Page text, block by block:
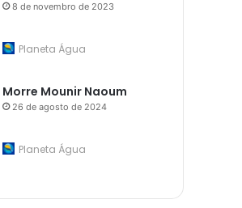
8 de novembro de 2023
Planeta Água
Morre Mounir Naoum
26 de agosto de 2024
Planeta Água